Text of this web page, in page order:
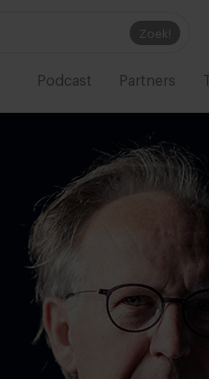
Zoek!
Podcast Partners